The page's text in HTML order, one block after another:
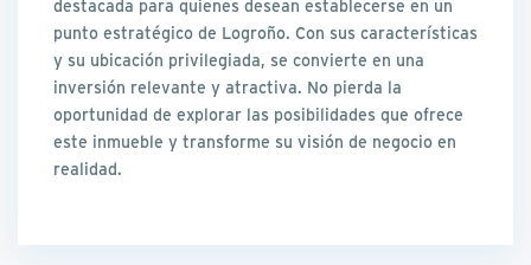
destacada para quienes desean establecerse en un
punto estratégico de Logroño. Con sus características
y su ubicación privilegiada, se convierte en una
inversión relevante y atractiva. No pierda la
oportunidad de explorar las posibilidades que ofrece
este inmueble y transforme su visión de negocio en
realidad.